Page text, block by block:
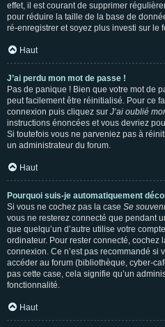
effet, il est courant de supprimer
pour réduire la taille de la base de
ré-enregistrer et soyez plus investi sur le
Haut
J’ai perdu mon mot de passe !
Pas de panique ! Bien que votre mot de
peut facilement être réinitialisé. Pour ce
connexion puis cliquez sur J’ai oublié
instructions énoncées et vous devriez
Si toutefois vous ne parveniez pas à
un administrateur du forum.
Haut
Pourquoi suis-je automatiquement
Si vous ne cochez pas la case Se
vous ne resterez connecté que pendant
que quelqu’un d’autre utilise votre
ordinateur. Pour rester connecté, cochez
connexion. Ce n’est pas recommandé
accéder au forum (bibliothèque, cyber-
pas cette case, cela signifie qu’un
fonctionnalité.
Haut